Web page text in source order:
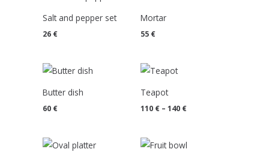
Salt and pepper set
26 €
Mortar
55 €
Butter dish
60 €
Teapot
110 € – 140 €140 €